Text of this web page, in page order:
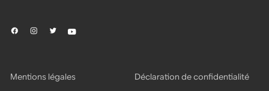
Mentions légales
Déclaration de confidentialité